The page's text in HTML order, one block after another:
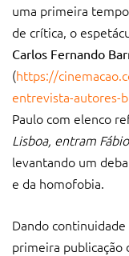
uma primeira
de crítica, o
Carlos Fernando
(https://
entrevista-autores-
Paulo com elenco
Lisboa, entram
levantando um
e da homofobia.
Dando continuidade
primeira publicação